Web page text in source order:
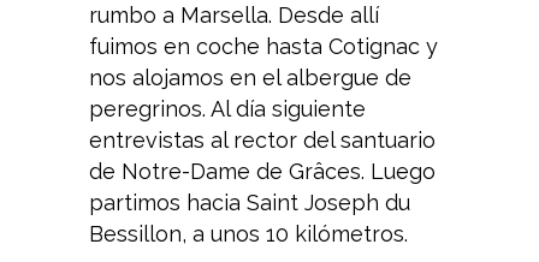
rumbo a Marsella. Desde allí
fuimos en coche hasta Cotignac y
nos alojamos en el albergue de
peregrinos. Al día siguiente
entrevistas al rector del santuario
de Notre-Dame de Grâces. Luego
partimos hacia Saint Joseph du
Bessillon, a unos 10 kilómetros.